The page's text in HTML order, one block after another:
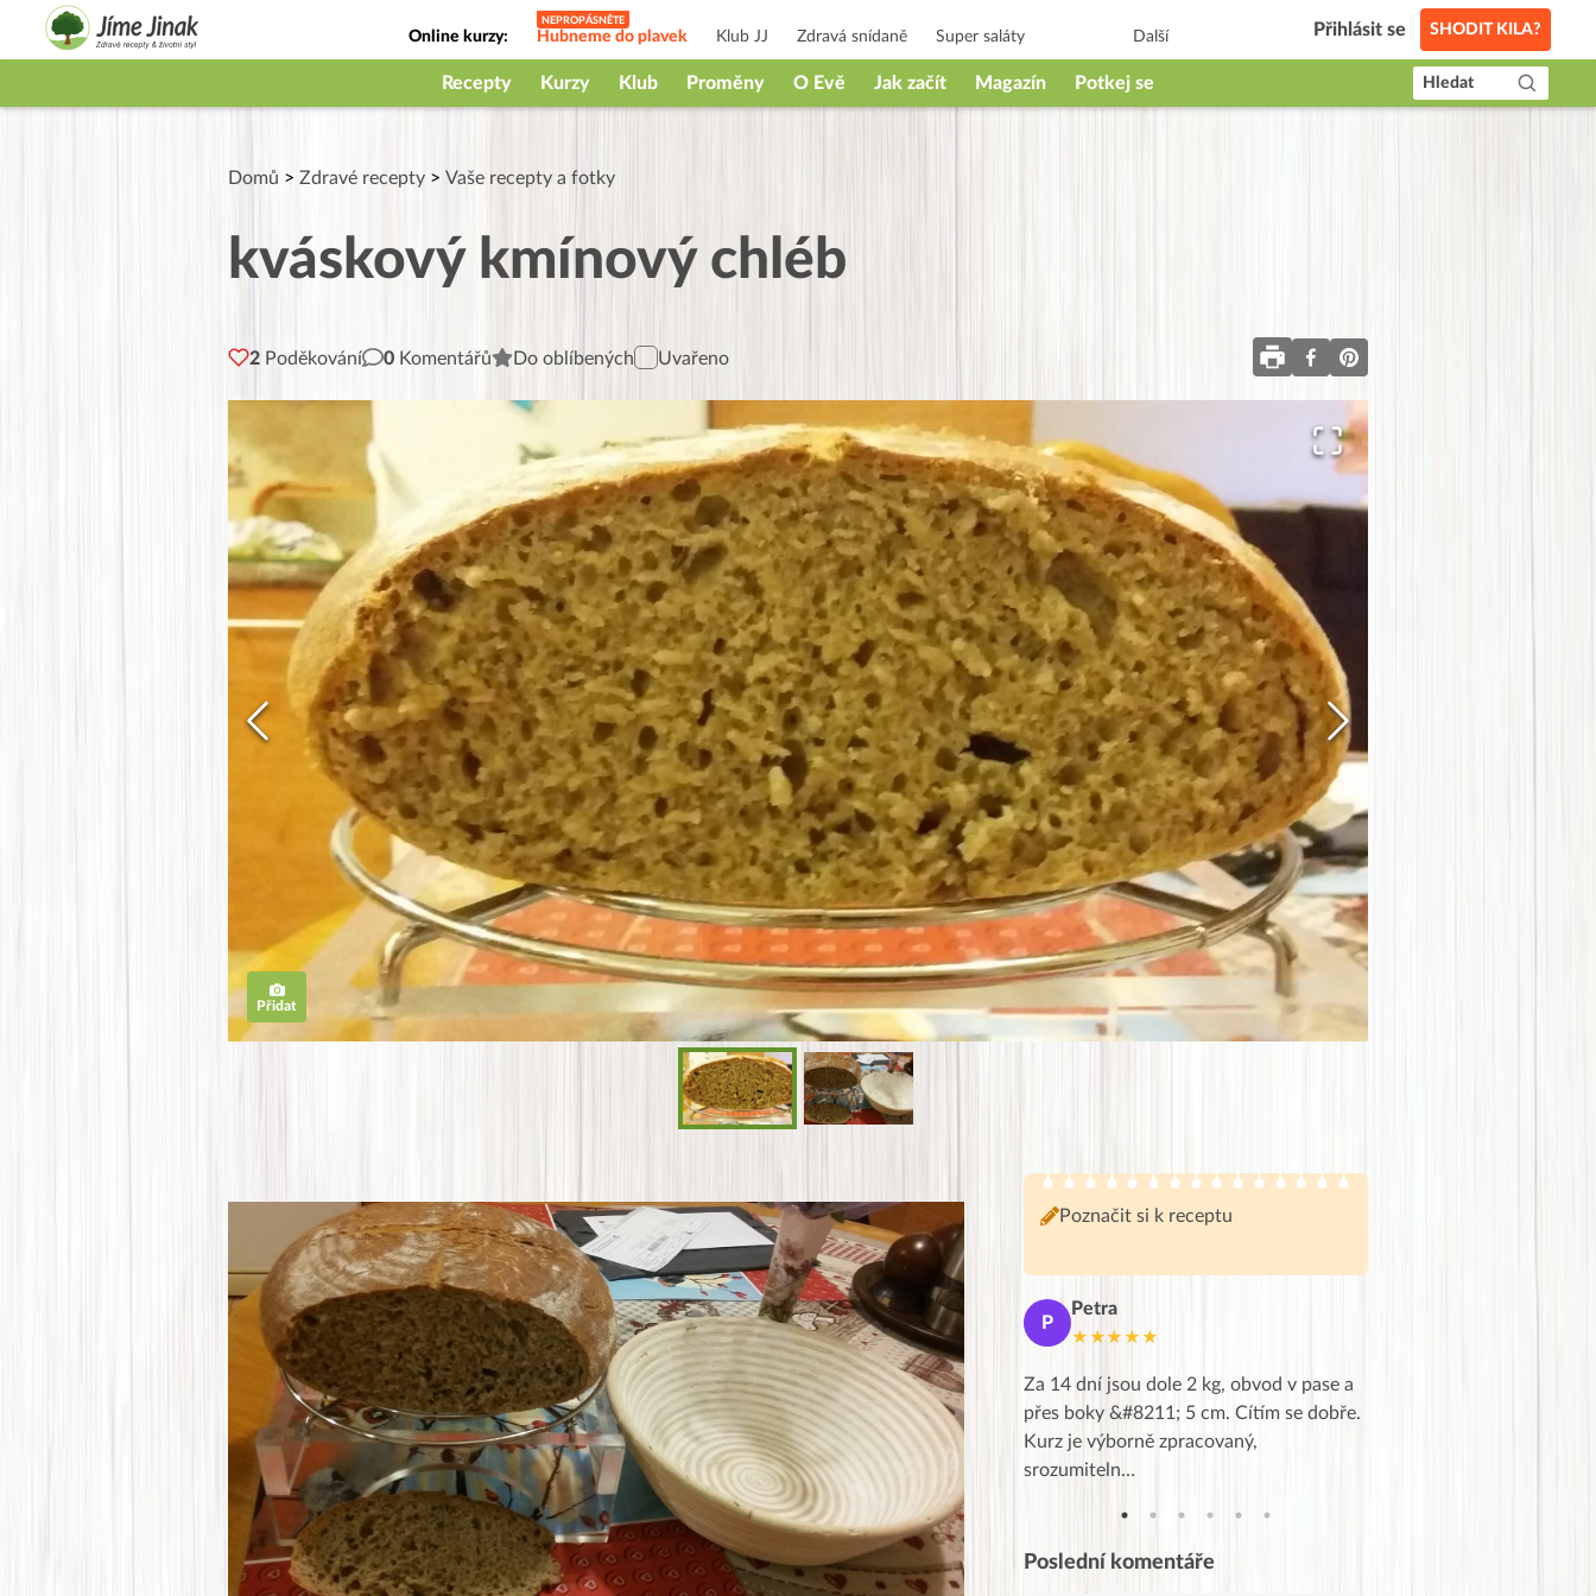
Online kurzy: Hubneme do plavek Klub JJ Zdravá snídaně Super saláty
Jak na babičky
Další Přihlásit se SHODIT KILA?
Recepty Kurzy Klub Proměny O Evě Jak začít Magazín Potkej se Hledat
Domů > Zdravé recepty > Vaše recepty a fotky
kváskový kmínový chléb
2 Poděkování 0 Komentářů Do oblíbených Uvařeno
Přidat
Poznačit si k receptu
J
Jana
★★★★★
Moc Vám všem děkuji za krásný pátek,
obzvlášť velké poděkování, obdiv a
uznání pro hlavní dvojici Peťa a Gábi!! 👏
Posílá…
P
Petra
★★★★★
Za 14 dní jsou dole 2 kg, obvod v pase a
přes boky &#8211; 5 cm. Cítím se dobře.
Kurz je výborně zpracovaný,
srozumiteln…
Poslední komentáře